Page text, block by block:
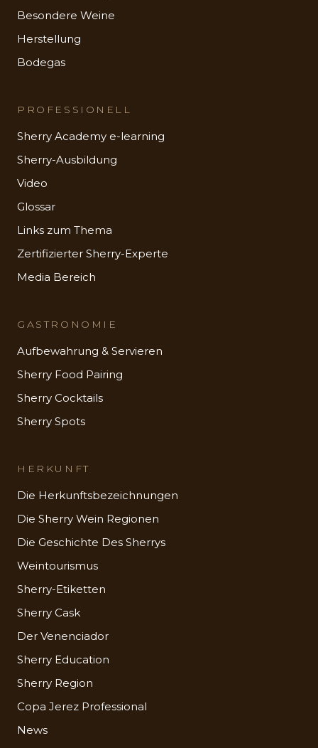
Besondere Weine
Herstellung
Bodegas
PROFESSIONELL
Sherry Academy e-learning
Sherry-Ausbildung
Video
Glossar
Links zum Thema
Zertifizierter Sherry-Experte
Media Bereich
GASTRONOMIE
Aufbewahrung & Servieren
Sherry Food Pairing
Sherry Cocktails
Sherry Spots
HERKUNFT
Die Herkunftsbezeichnungen
Die Sherry Wein Regionen
Die Geschichte Des Sherrys
Weintourismus
Sherry-Etiketten
Sherry Cask
Der Venenciador
Sherry Education
Sherry Region
Copa Jerez Professional
News